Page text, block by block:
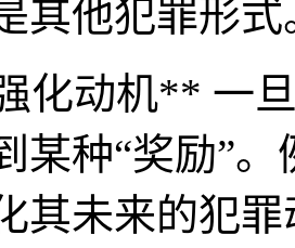
其他犯罪形式
化动机** 一
某种“奖励”
其未来的犯